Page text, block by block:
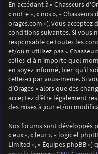
En accédant à « Chasseurs
« notre », « nos », «
orages.com »), vous acceptez
conditions suivantes. Si vous
responsable de toutes les
et/ou n’utilisez pas «
celles-ci à n’importe quel
en soyez informé, bien qu’il
celles-ci par vous-même. Si
d'Orages » alors que des
acceptez d’être légalement
des mises à jour et/ou
Nos forums sont développés
« eux », « leur », « logiciel
Limited », « Équipes phpBB